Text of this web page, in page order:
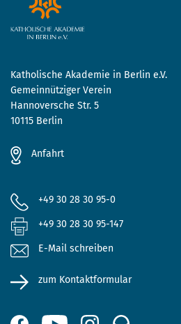
Katholische Akademie in Berlin e.V.
Gemeinnütziger Verein
Hannoversche Str. 5
10115 Berlin
Anfahrt
+49 30 28 30 95-0
+49 30 28 30 95-147
E-Mail schreiben
zum Kontaktformular